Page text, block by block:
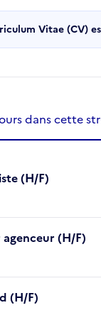
Vitae (CV)
la
dans cette
(H/F)
(H/F)
(H/F)